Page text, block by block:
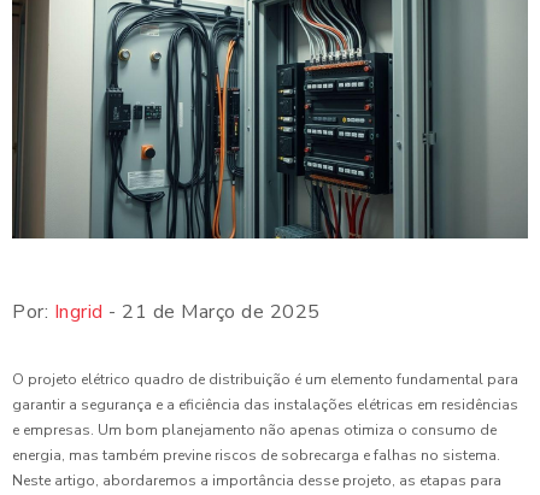
Por: Ingrid - 21 de Março de 2025
O projeto elétrico quadro de distribuição é um elemento fundamental para
garantir a segurança e a eficiência das instalações elétricas em residências
e empresas. Um bom planejamento não apenas otimiza o consumo de
energia, mas também previne riscos de sobrecarga e falhas no sistema.
Neste artigo, abordaremos a importância desse projeto, as etapas para